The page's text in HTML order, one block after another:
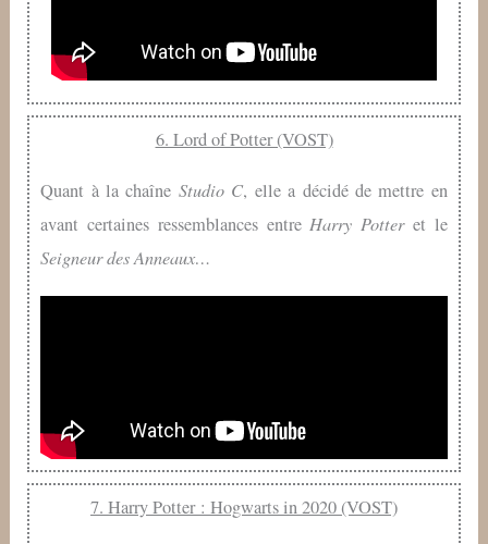
6. Lord of Potter (VOST)
Quant à la chaîne Studio C, elle a décidé de mettre en
avant certaines ressemblances entreHarry Potteret le
Seigneur des Anneaux…
7. Harry Potter : Hogwarts in 2020 (VOST)